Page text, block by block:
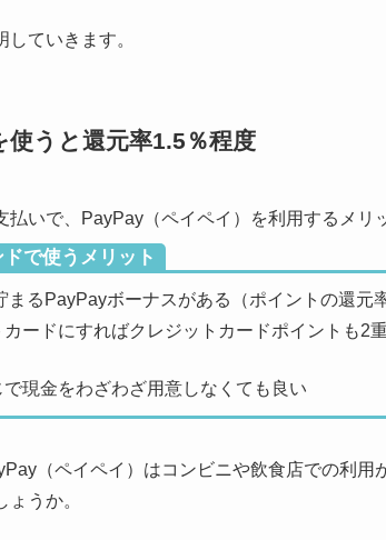
ていきます。
うと還元率1.5％程度
払いで、PayPay（ペイペイ）を利用するメリ
で使うメリット
るPayPayボーナスがある（ポイントの還元
ードにすればクレジットカードポイントも2
現金をわざわざ用意しなくても良い
（ペイペイ）はコンビニや飲食店での利
うか。